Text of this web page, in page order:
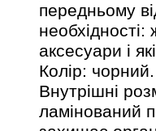
передньому
аксесуари і
Колір:
Внутрішні
ламінований